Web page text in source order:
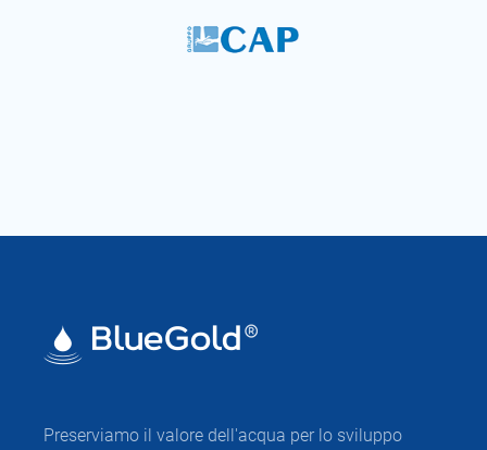
Preserviamo il valore dell'acqua per lo sviluppo